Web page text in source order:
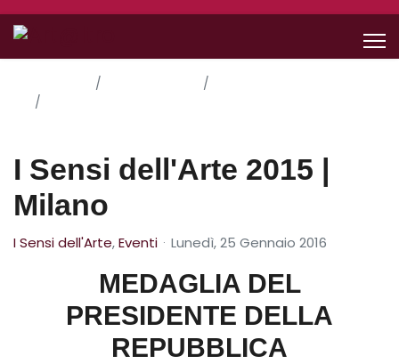
I Sensi dell'Arte 2015 |
Milano
I Sensi dell'Arte Eventi Lunedì, 25 Gennaio 2016
MEDAGLIA DEL
PRESIDENTE DELLA
REPUBBLICA